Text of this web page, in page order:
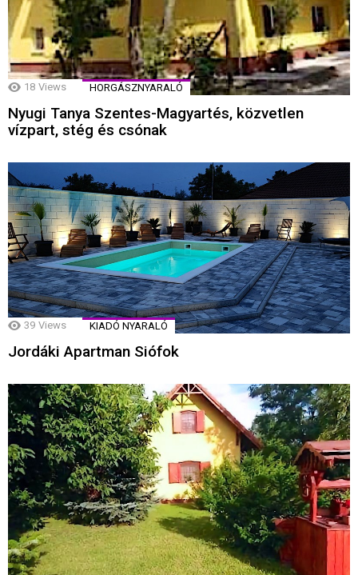
18 Views HORGÁSZNYARALÓ
Nyugi Tanya Szentes-Magyartés, közvetlen
vízpart, stég és csónak
39 Views KIADÓ NYARALÓ
Jordáki Apartman Siófok